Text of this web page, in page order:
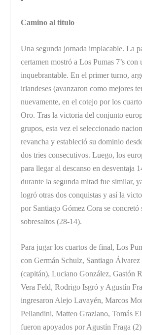
Camino al titulo
Una segunda jornada implacable. La
certamen mostró a Los Pumas 7’s con
inquebrantable. En el primer turno,
irlandeses (avanzaron como mejores
nuevamente, en el cotejo por los
Oro. Tras la victoria del conjunto
grupos, esta vez el seleccionado
revancha y estableció su dominio
dos tries consecutivos. Luego, los
para llegar al descanso en desventaja
durante la segunda mitad fue similar,
logró otras dos conquistas y así la
por Santiago Gómez Cora se concretó
sobresaltos (28-14).
Para jugar los cuartos de final, Los
con Germán Schulz, Santiago Álvarez
(capitán), Luciano González, Gastón
Vera Feld, Rodrigo Isgró y Agustín
ingresaron Alejo Lavayén, Marcos
Pellandini, Matteo Graziano, Tomás
fueron apoyados por Agustín Fraga